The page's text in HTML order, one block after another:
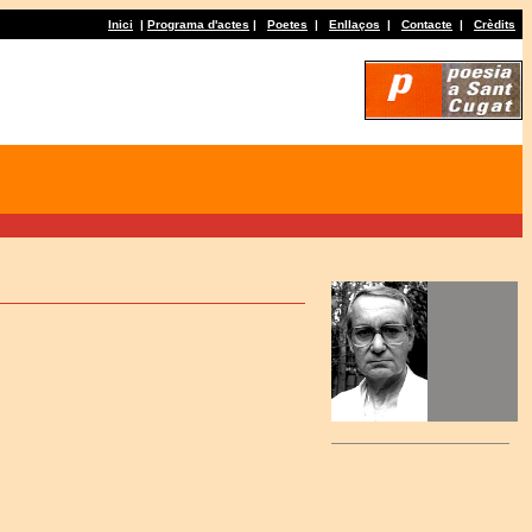
Inici | Programa d'actes | Poetes | Enllaços | Contacte | Crèdits